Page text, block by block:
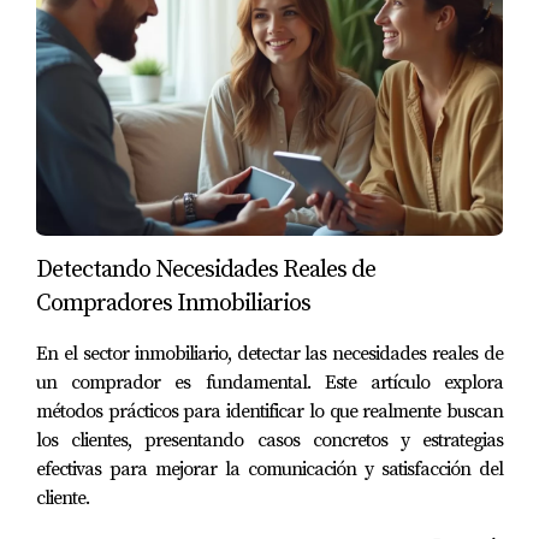
proceso de compra.
No subestimes el poder de una buena
conversación; estoy a un mensaje o llamada.
Preguntas frecuentes
comprador?
Preguntas abiertas son clave. Escuchar atentamente lo
que dicen o no dicen también es fundamental para
captar sus inquietudes.
¿Qué tipo de datos debo presentar al
comprador?
Dale prioridad a estadísticas relevantes sobre el mercado
Detectando Necesidades Reales de
Compradores Inmobiliarios
En el sector inmobiliario, detectar las necesidades reales de
un comprador es fundamental. Este artículo explora
métodos prácticos para identificar lo que realmente buscan
los clientes, presentando casos concretos y estrategias
efectivas para mejorar la comunicación y satisfacción del
cliente.